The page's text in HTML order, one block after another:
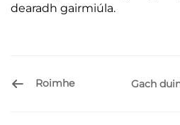
dearadh gairmiúla.
Roimhe Gach